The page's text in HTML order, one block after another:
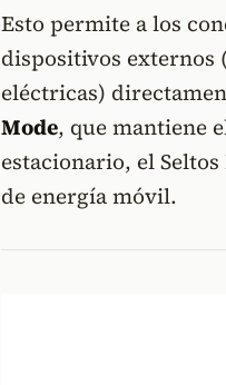
Esto permite a los
dispositivos externos
eléctricas)
Mode, que mantiene
estacionario, el
de energía móvil.